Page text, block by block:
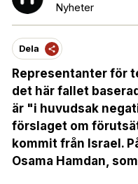
Nyheter
Dela
Representanter för
det här fallet
är "i huvudsak
förslaget om
kommit från Israel.
Osama Hamdan,